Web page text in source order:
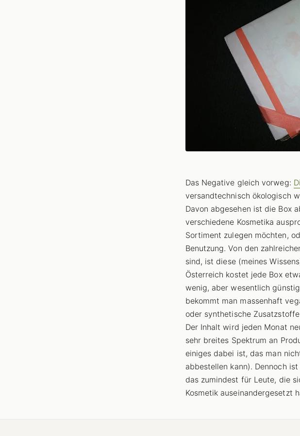
Das Negative gleich vorweg:
versandtechnisch ökologisch
Davon abgesehen ist die Box
verschiedene Kosmetika
Sortiment zulegen möchten,
Benutzung. Von den
sind, ist diese (meines
Österreich kostet jede Box
wenig, aber wesentlich
bekommt man massenhaft
oder synthetische
Der Inhalt wird jeden Monat
sehr breites Spektrum an
einiges dabei ist, das man
abbestellen kann). Dennoch
das zumindest für Leute, die
Kosmetik auseinandergesetzt